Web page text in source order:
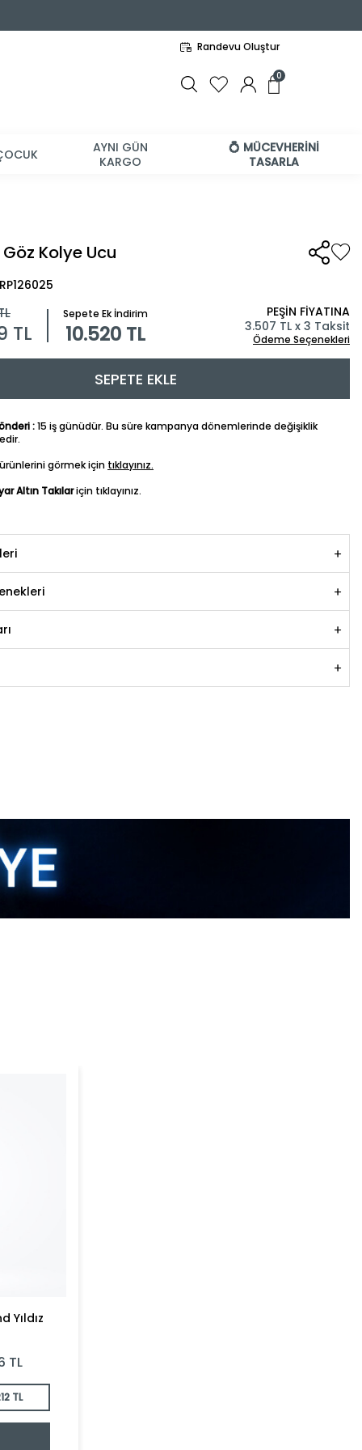
Randevu Oluştur
0
AYNI GÜN
KARGO
💍 MÜCEVHERİNİ
TASARLA
Göz Kolye Ucu
TL
Sepete Ek İndirim
10.520 TL
PEŞİN FİYATINA
3.507 TL x 3 Taksit
Ödeme Seçenekleri
SEPETE EKLE
:15 iş günüdür. Bu süre kampanya dönemlerinde değişiklik
görmek için tıklayınız.
Altın Takılariçin tıklayınız.
Yıldız
TL
TL